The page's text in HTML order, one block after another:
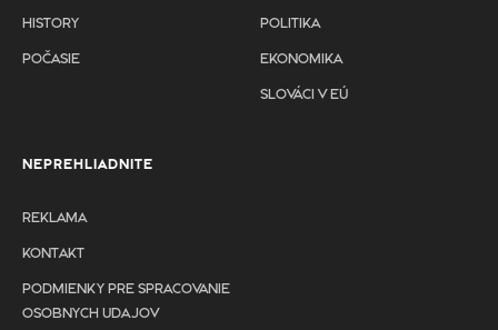
HISTORY
POČASIE
POLITIKA
EKONOMIKA
SLOVÁCI V EÚ
NEPREHLIADNITE
REKLAMA
KONTAKT
PODMIENKY PRE SPRACOVANIE
OSOBNYCH UDAJOV